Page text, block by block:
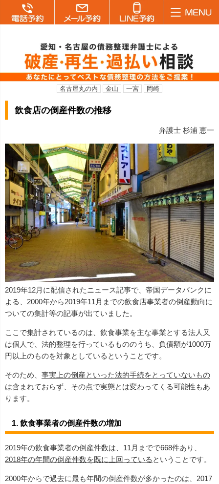
名古屋丸の内 金山 一宮 岡崎
飲食店の倒産件数の推移
弁護士 杉浦 恵一
2019年12月に配信されたニュース記事で、帝国データバンクに
よる、2000年から2019年11月までの飲食店事業者の倒産動向に
ついての集計等の記事が出ていました。
ここで集計されているのは、飲食事業を主な事業とする法人又
は個人で、法的整理を行っているもののうち、負債額が1000万
円以上のものを対象としているということです。
そのため、 事実上の倒産といった法的手続をとっていないもの
は含まれておらず、その点で実態とは変わってくる可能性 もあ
ります。
1. 飲食事業者の倒産件数の増加
2019年の飲食事業者の倒産件数は、11月までで668件あり、
2018年の年間の倒産件数を既に上回っている ということです。
2000年からで過去に最も年間の倒産件数が多かったのは、2017